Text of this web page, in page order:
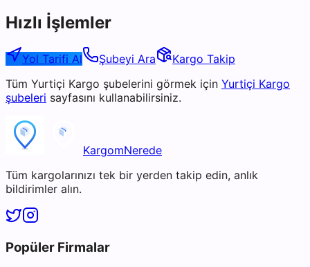
Hızlı İşlemler
Yol Tarifi Al Şubeyi Ara
Kargo Takip
Tüm Yurtiçi Kargo şubelerini görmek için Yurtiçi Kargo
şubeleri sayfasını kullanabilirsiniz.
KargomNerede
Tüm kargolarınızı tek bir yerden takip edin, anlık
bildirimler alın.
Popüler Firmalar